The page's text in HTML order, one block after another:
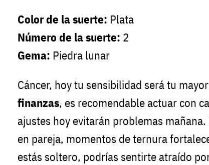
Color de la suerte: Plata
Número de la suerte: 2
Gema: Piedra lunar
Cáncer, hoy tu sensibilidad será tu
finanzas, es recomendable actuar con
ajustes hoy evitarán problemas mañana.
en pareja, momentos de ternura
estás soltero, podrías sentirte atraído